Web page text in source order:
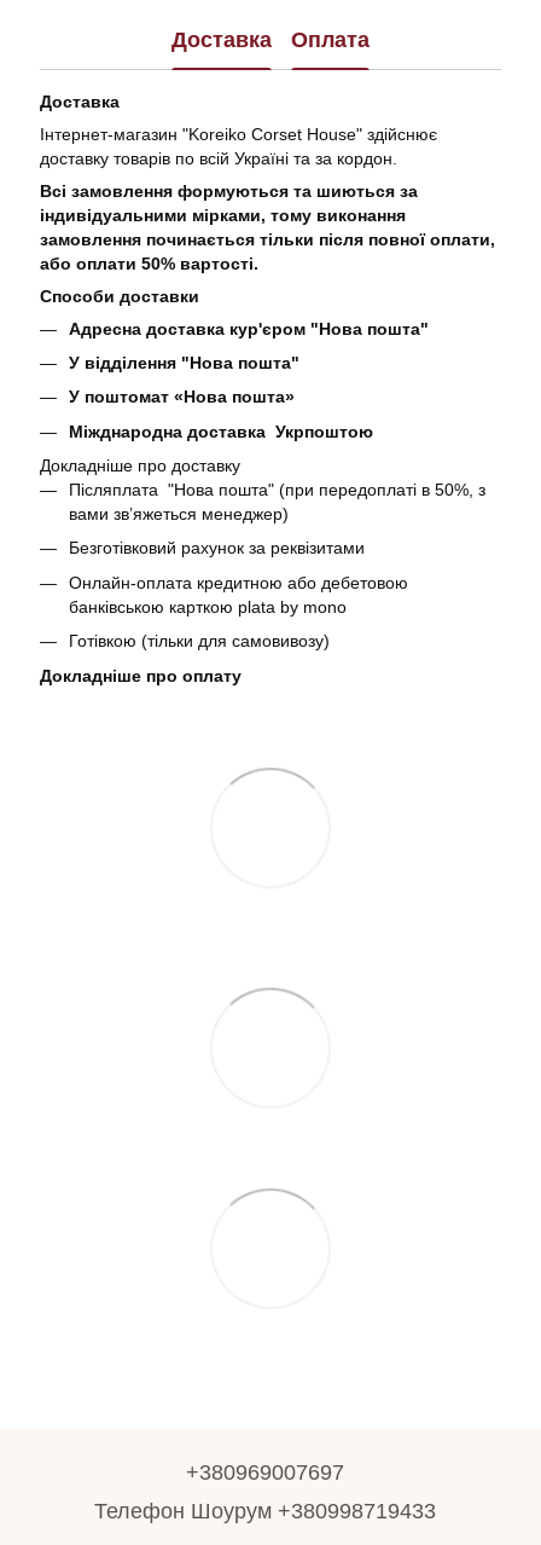
Доставка Оплата
Доставка
Інтернет-магазин "Koreiko Corset House" здійснює
доставку товарів по всій Україні та за кордон.
Всі замовлення формуються та шиються за
індивідуальними мірками, тому виконання
замовлення починається тільки після повної оплати,
або оплати 50% вартості.
Способи доставки
Адресна доставка кур'єром "Нова пошта"
У відділення "Нова пошта"
У поштомат «Нова пошта»
Міжднародна доставка Укрпоштою
Докладніше про доставку
Післяплата "Нова пошта" (при передоплаті в 50%, з
вами звʼяжеться менеджер)
Безготівковий рахунок за реквізитами
Онлайн-оплата кредитною або дебетовою
банківською карткою plata by mono
Готівкою (тільки для самовивозу)
Докладніше про оплату
+380969007697
Телефон Шоурум +380998719433